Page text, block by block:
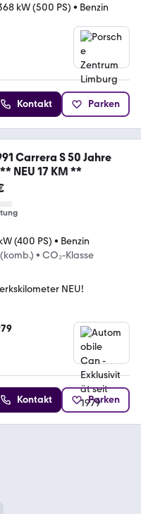
kW (500 PS) • Benzin
Kontakt Parken
Carrera S 50 Jahre
NEU 17 KM **
(400 PS) • Benzin
• CO₂-Klasse
NEU!
Kontakt Parken